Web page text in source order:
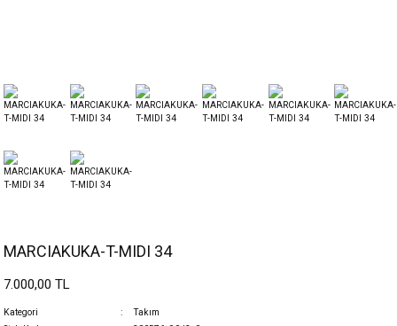
MARCIAKUKA-T-MIDI 34
7.000,00 TL
Kategori
Takım